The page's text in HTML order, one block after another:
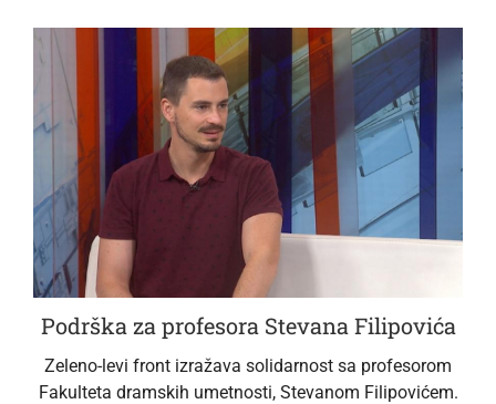
Podrška za profesora Stevana Filipovića
Zeleno-levi front izražava solidarnost sa profesorom
Fakulteta dramskih umetnosti, Stevanom Filipovićem.